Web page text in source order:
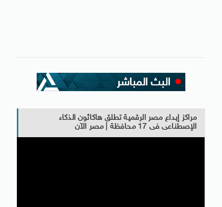
مراكز إبداع مصر الرقمية تطلق هاكاثون الذكاء
الإصطناعى فى 17 محافظة | مصر الآن